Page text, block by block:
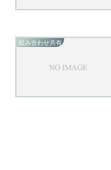
組み合わせ共有